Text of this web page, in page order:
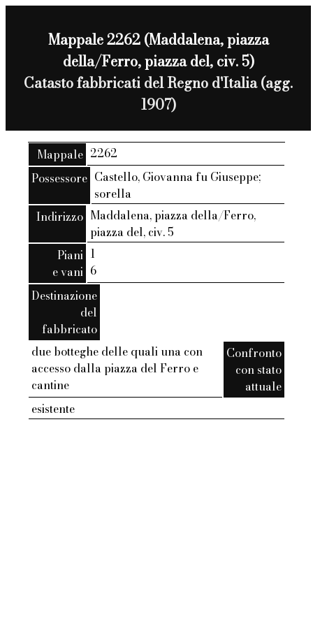
Mappale 2262 (Maddalena, piazza
della/Ferro, piazza del, civ. 5)
Catasto fabbricati del Regno d'Italia (agg.
1907)
Mappale 2262
Possessore Castello, Giovanna fu Giuseppe;
sorella
Indirizzo Maddalena, piazza della/Ferro,
piazza del, civ. 5
Piani
e vani
1
6
Destinazione
del
fabbricato
due botteghe delle quali una con
accesso dalla piazza del Ferro e
cantine
Confronto
con stato
attuale
esistente